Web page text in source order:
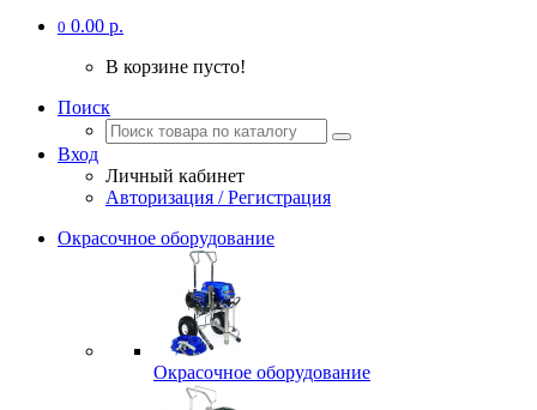
0 0.00 р.
В корзине пусто!
Поиск
Вход
Личный кабинет
Авторизация / Регистрация
Окрасочное оборудование
Окрасочное оборудование